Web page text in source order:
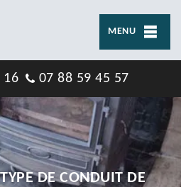
MENU
16 07 88 59 45 57
DE CONDUIT DE